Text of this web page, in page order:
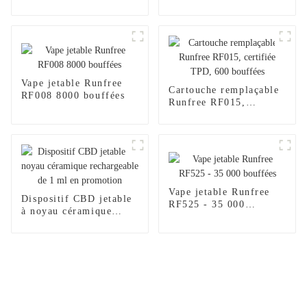
Vape jetable Runfree
RF008 8000 bouffées
Cartouche remplaçable
Runfree RF015,
Dispositif CBD jetable
à noyau céramique
Vape jetable Runfree
RF525 - 35 000